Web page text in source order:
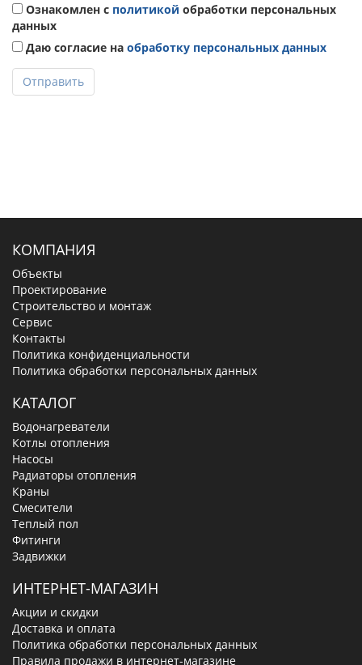
Ознакомлен с политикой обработки персональных
данных
Даю согласие на обработку персональных данных
Отправить
КОМПАНИЯ
Объекты
Проектирование
Строительство и монтаж
Сервис
Контакты
Политика конфиденциальности
Политика обработки персональных данных
КАТАЛОГ
Водонагреватели
Котлы отопления
Насосы
Радиаторы отопления
Краны
Смесители
Теплый пол
Фитинги
Задвижки
ИНТЕРНЕТ-МАГАЗИН
Акции и скидки
Доставка и оплата
Политика обработки персональных данных
Правила продажи в интернет-магазине